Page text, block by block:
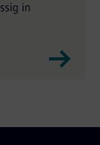
in